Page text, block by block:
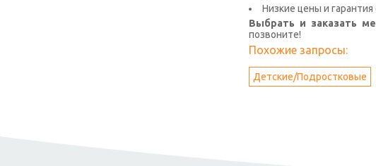
Низкие цены и гарантия
Выбрать и заказать
позвоните!
Похожие запросы:
Детские/Подростковые